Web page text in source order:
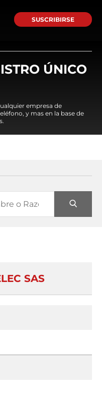
SUSCRIBIRSE
ÚNICO
empresa de
y mas en la base de
SAS